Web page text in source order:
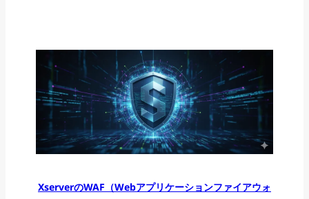
XserverのWAF（Webアプリケーションファイアウォ